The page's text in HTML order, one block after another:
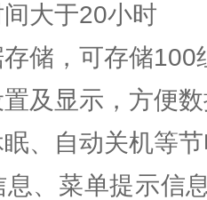
大于20小时
储，可存储100
及显示，方便
、自动关机等
、菜单提示信